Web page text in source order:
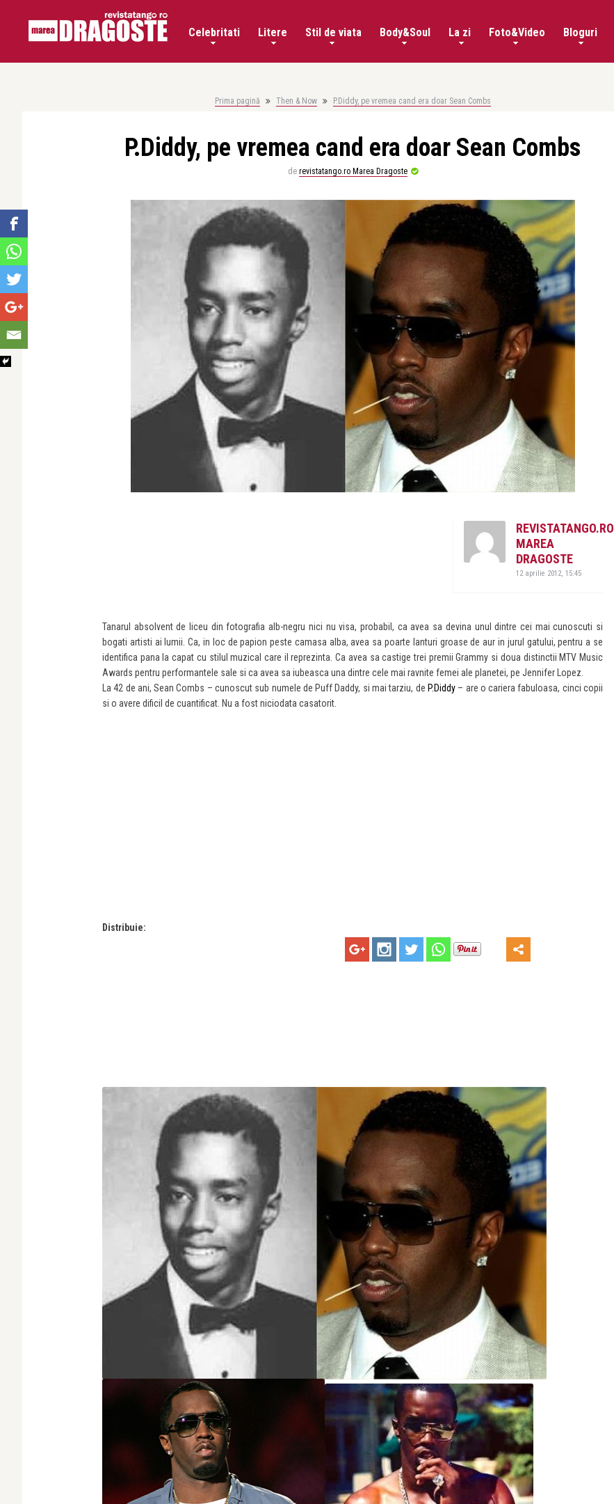
Celebritati Litere Stil de viata Body&Soul La zi Foto&Video Bloguri
Prima pagină Then & Now P.Diddy, pe vremea cand era doar Sean Combs
P.Diddy, pe vremea cand era doar Sean Combs
de revistatango.ro Marea Dragoste
REVISTATANGO.RO
MAREA
DRAGOSTE
12 aprilie 2012, 15:45
Tanarul absolvent de liceu din fotografia alb-negru nici nu visa, probabil, ca avea sa devina unul dintre cei mai cunoscuti si
bogati artisti ai lumii. Ca, in loc de papion peste camasa alba, avea sa poarte lanturi groase de aur in jurul gatului, pentru a se
identifica pana la capat cu stilul muzical care il reprezinta. Ca avea sa castige trei premii Grammy si doua distinctii MTV Music
Awards pentru performantele sale si ca avea sa iubeasca una dintre cele mai ravnite femei ale planetei, pe Jennifer Lopez.
La 42 de ani, Sean Combs – cunoscut sub numele de Puff Daddy, si mai tarziu, de P.Diddy– are o cariera fabuloasa, cinci copii
si o avere dificil de cuantificat. Nu a fost niciodata casatorit.
Distribuie: